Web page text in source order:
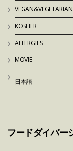
VEGAN&VEGETARIAN
KOSHER
ALLERGIES
MOVIE
日本語
フードダイバー